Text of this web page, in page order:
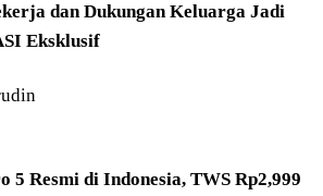
dan Dukungan Keluarga Jadi
Eksklusif
5 Resmi di Indonesia, TWS Rp2,999